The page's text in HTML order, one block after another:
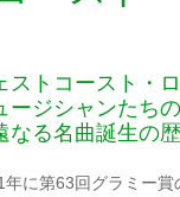
ストコースト・
ージシャンたち
なる名曲誕生の
年に第63回グラミー